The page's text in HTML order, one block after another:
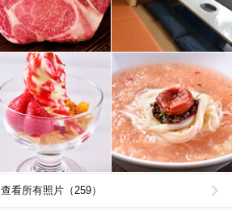
查看所有照片（259）